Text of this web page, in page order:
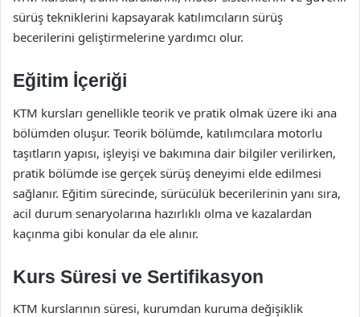
sürüş tekniklerini kapsayarak katılımcıların sürüş
becerilerini geliştirmelerine yardımcı olur.
Eğitim İçeriği
KTM kursları genellikle teorik ve pratik olmak üzere iki ana
bölümden oluşur. Teorik bölümde, katılımcılara motorlu
taşıtların yapısı, işleyişi ve bakımına dair bilgiler verilirken,
pratik bölümde ise gerçek sürüş deneyimi elde edilmesi
sağlanır. Eğitim sürecinde, sürücülük becerilerinin yanı sıra,
acil durum senaryolarına hazırlıklı olma ve kazalardan
kaçınma gibi konular da ele alınır.
Kurs Süresi ve Sertifikasyon
KTM kurslarının süresi, kurumdan kuruma değişiklik